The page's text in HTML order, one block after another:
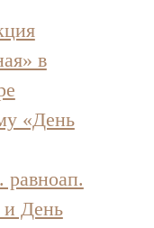
в
«День
равноап.
и День